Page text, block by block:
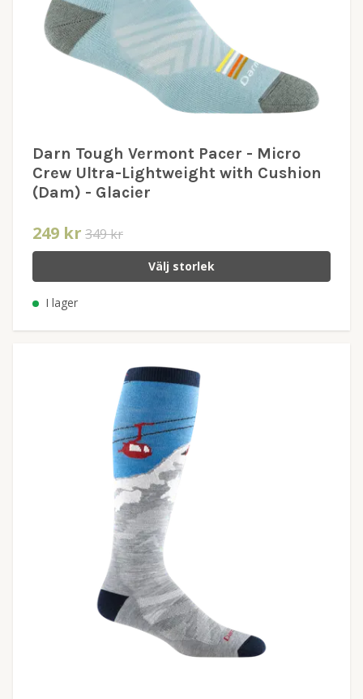
Darn Tough Vermont Pacer - Micro
Crew Ultra-Lightweight with Cushion
(Dam) - Glacier
249 kr 349 kr
Välj storlek
I lager